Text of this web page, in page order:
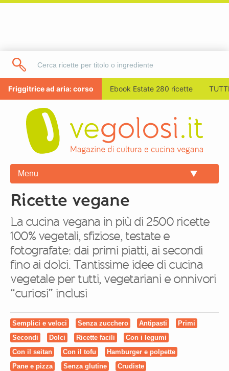
Friggitrice ad aria: corso Ebook Estate 280 ricette
Menu
Ricette vegane
La cucina vegana in più di 2500 ricette
100% vegetali, sfiziose, testate e
fotografate: dai primi piatti, ai secondi
fino ai dolci. Tantissime idee di cucina
vegetale per tutti, vegetariani e onnivori
“curiosi” inclusi
Semplici e veloci Senza zucchero Antipasti
Primi
Secondi
Dolci Ricette facili
Con i legumi
Con il seitan
Con il tofu
Hamburger e polpette
Pane e pizza
Senza glutine
Crudiste